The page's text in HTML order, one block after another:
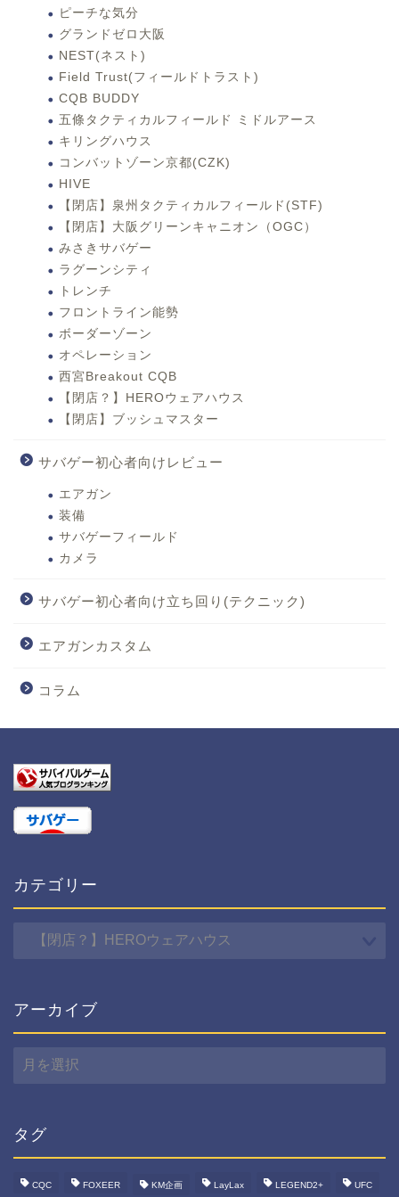
ピーチな気分
グランドゼロ大阪
NEST(ネスト)
Field Trust(フィールドトラスト)
CQB BUDDY
五條タクティカルフィールド ミドルアース
キリングハウス
コンバットゾーン京都(CZK)
HIVE
【閉店】泉州タクティカルフィールド(STF)
【閉店】大阪グリーンキャニオン（OGC）
みさきサバゲー
ラグーンシティ
トレンチ
フロントライン能勢
ボーダーゾーン
オペレーション
西宮Breakout CQB
【閉店？】HEROウェアハウス
【閉店】ブッシュマスター
サバゲー初心者向けレビュー
エアガン
装備
サバゲーフィールド
カメラ
サバゲー初心者向け立ち回り(テクニック)
エアガンカスタム
コラム
カテゴリー
ー
アーカイブ
ー
ブ
タグ
CQC FOXEER KM企画 LayLax LEGEND2+ UFC